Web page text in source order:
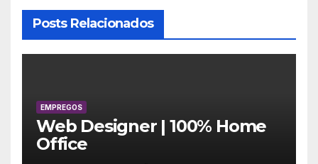
Posts Relacionados
EMPREGOS
Web Designer | 100% Home
Office